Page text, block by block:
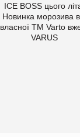
ICE BOSS цього
Новинка морозива
власної ТМ Varto
VARUS